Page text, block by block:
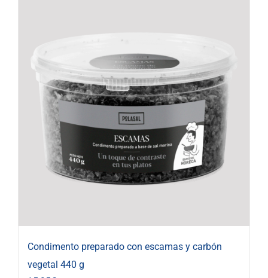
Condimento preparado con escamas y carbón
vegetal 440 g